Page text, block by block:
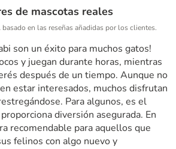
de mascotas reales
en las reseñas añadidas por los clientes.
son un éxito para muchos gatos!
y juegan durante horas, mientras
después de un tiempo. Aunque no
estar interesados, muchos disfrutan
Para algunos, es el
diversión asegurada. En
recomendable para aquellos que
felinos con algo nuevo y